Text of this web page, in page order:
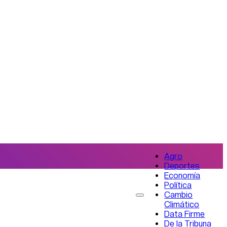
Agro
Deportes
Economía
Política
Cambio
Climático
Data Firme
De la Tribuna